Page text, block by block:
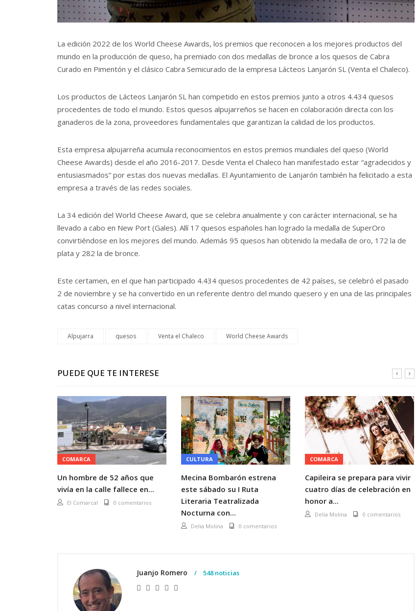
La edición 2022 de los World Cheese Awards, los premios que reconocen a los mejores productos del
mundo en la producción de queso, ha premiado con dos medallas de bronce a los quesos de Cabra
Curado en Pimentón y el clásico Cabra Semicurado de la empresa Lácteos Lanjarón SL (Venta el Chaleco).
Los productos de Lácteos Lanjarón SL han competido en estos premios junto a otros 4.434 quesos
procedentes de todo el mundo. Estos quesos alpujarreños se hacen en colaboración directa con los
ganaderos de la zona, proveedores fundamentales que garantizan la calidad de los productos.
Esta empresa alpujarreña acumula reconocimientos en estos premios mundiales del queso (World
Cheese Awards) desde el año 2016-2017. Desde Venta el Chaleco han manifestado estar “agradecidos y
entusiasmados” por estas dos nuevas medallas. El Ayuntamiento de Lanjarón también ha felicitado a esta
empresa a través de las redes sociales.
La 34 edición del World Cheese Award, que se celebra anualmente y con carácter internacional, se ha
llevado a cabo en New Port (Gales). Allí 17 quesos españoles han logrado la medalla de SuperOro
convirtiéndose en los mejores del mundo. Además 95 quesos han obtenido la medalla de oro, 172 la de
plata y 282 la de bronce.
Este certamen, en el que han participado 4.434 quesos procedentes de 42 países, se celebró el pasado
2 de noviembre y se ha convertido en un referente dentro del mundo quesero y en una de las principales
catas concurso a nivel internacional.
Alpujarra quesos Venta el Chaleco World Cheese Awards
PUEDE QUE TE INTERESE
COMARCA
Un hombre de 52 años que
vivía en la calle fallece en...
El Comarcal 0 comentarios
CULTURA
Mecina Bombarón estrena
este sábado su I Ruta
Literaria Teatralizada
Nocturna con...
Delia Molina 0 comentarios
COMARCA
Capileira se prepara para vivir
cuatro días de celebración en
honor a...
Delia Molina 0 comentarios
Juanjo Romero 548 noticias